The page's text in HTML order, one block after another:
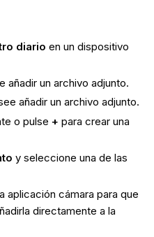
diario en un dispositivo
añadir un archivo adjunto.
añadir un archivo adjunto.
o pulse + para crear una
y seleccione una de las
aplicación cámara para que
directamente a la